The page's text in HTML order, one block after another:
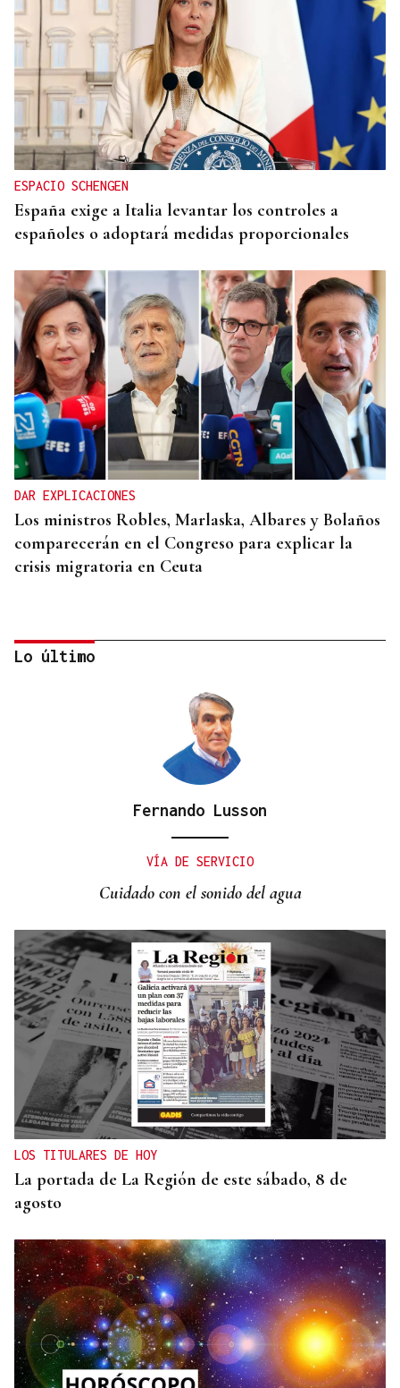
ESPACIO SCHENGEN
España exige a Italia levantar los controles a
españoles o adoptará medidas proporcionales
DAR EXPLICACIONES
Los ministros Robles, Marlaska, Albares y Bolaños
comparecerán en el Congreso para explicar la
crisis migratoria en Ceuta
El PSOE garantiza que Felipe VI visitará Ceuta
Lo último
Fernando Lusson
VÍA DE SERVICIO
Cuidado con el sonido del agua
LOS TITULARES DE HOY
La portada de La Región de este sábado, 8 de
agosto